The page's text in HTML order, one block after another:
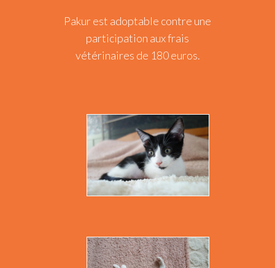
Pakur est adoptable contre une
participation aux frais
vétérinaires de 180 euros.